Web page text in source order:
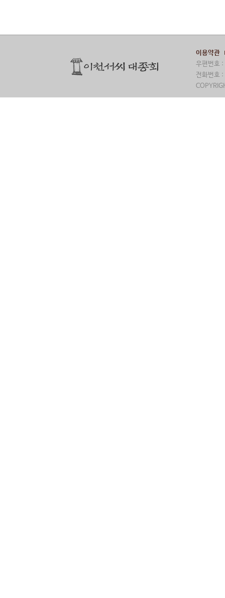
이용약관
우편번호
전화번